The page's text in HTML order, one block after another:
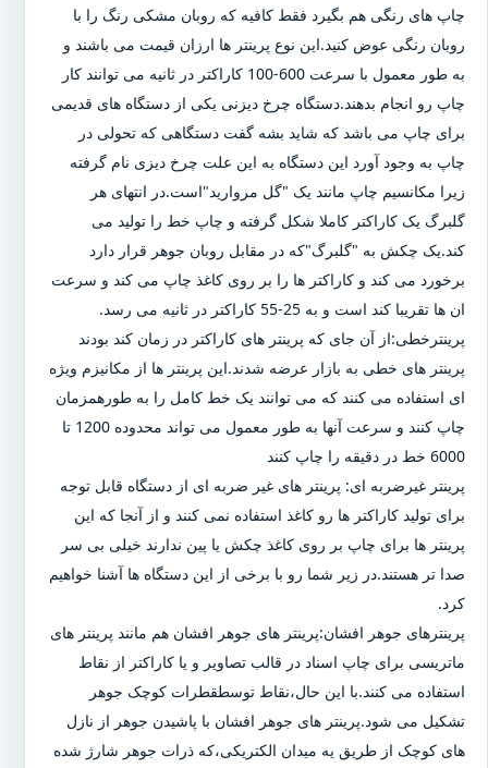
چاپ های رنگی هم بگیرد فقط کافیه که روبان مشکی رنگ را با
روبان رنگی عوض کنید.این نوع پرینتر ها ارزان قیمت می باشند و
به طور معمول با سرعت 600-100 کاراکتر در ثانیه می توانند کار
چاپ رو انجام بدهند.دستگاه چرخ دیزنی یکی از دستگاه های قدیمی
برای چاپ می باشد که شاید بشه گفت دستگاهی که تحولی در
چاپ به وجود آورد این دستگاه به این علت چرخ دیزی نام گرفته
زیرا مکانسیم چاپ مانند یک "گل مروارید"است.در انتهای هر
گلبرگ یک کاراکتر کاملا شکل گرفته و چاپ خط را تولید می
کند.یک چکش به "گلبرگ"که در مقابل روبان جوهر قرار دارد
برخورد می کند و کاراکتر ها را بر روی کاغذ چاپ می کند و سرعت
ان ها تقریبا کند است و به 25-55 کاراکتر در ثانیه می رسد.
پرینترخطی:از آن جای که پرینتر های کاراکتر در زمان کند بودند
پرینتر های خطی به بازار عرضه شدند.این پرینتر ها از مکانیزم ویژه
ای استفاده می کنند که می توانند یک خط کامل را به طورهمزمان
چاپ کنند و سرعت آنها به طور معمول می تواند محدوده 1200 تا
6000 خط در دقیقه را چاپ کنند
پرینتر غیرضربه ای: پرینتر های غیر ضربه ای از دستگاه قابل توجه
برای تولید کاراکتر ها رو کاغذ استفاده نمی کنند و از آنجا که این
پرینتر ها برای چاپ بر روی کاغذ چکش یا پین ندارند خیلی بی سر
صدا تر هستند.در زیر شما رو با برخی از این دستگاه ها آشنا خواهیم
کرد.
پرینترهای جوهر افشان:پرینتر های جوهر افشان هم مانند پرینتر های
ماتریسی برای چاپ اسناد در قالب تصاویر و یا کاراکتر از نقاط
استفاده می کنند.با این حال،نقاط توسطقطرات کوچک جوهر
تشکیل می شود.پرینتر های جوهر افشان با پاشیدن جوهر از نازل
های کوچک از طریق یه میدان الکتریکی،که ذرات جوهر شارژ شده